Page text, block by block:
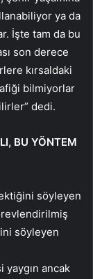
ya da
İşte tam da bu
son derece
kırsaldaki
bilmiyorlar
dedi.
BU YÖNTEM
söyleyen
söyleyen
yaygın ancak